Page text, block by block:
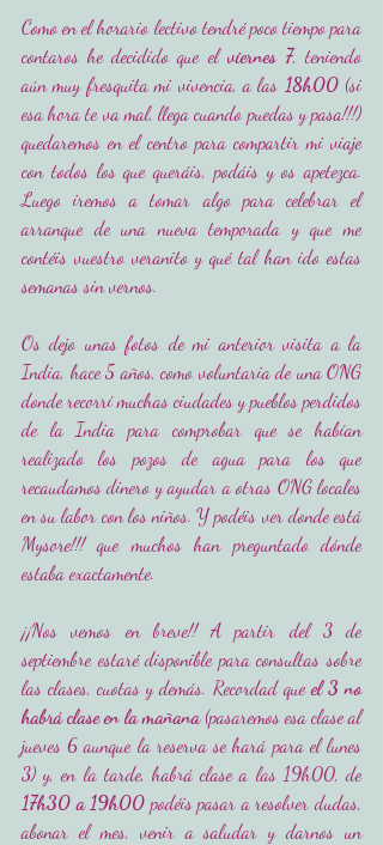
Como en el horario lectivo tendré poco tiempo para
contaros he decidido que el viernes 7, teniendo
aún muy fresquita mi vivencia, a las 18h00 (si
esa hora te va mal, llega cuando puedas y pasa!!!)
quedaremos en el centro para compartir mi viaje
con todos los que queráis, podáis y os apetezca.
Luego iremos a tomar algo para celebrar el
arranque de una nueva temporada y que me
contéis vuestro veranito y qué tal han ido estas
semanas sin vernos.
Os dejo unas fotos de mi anterior visita a la
India, hace 5 años, como voluntaria de una ONG
donde recorrí muchas ciudades y pueblos perdidos
de la India para comprobar que se habían
realizado los pozos de agua para los que
recaudamos dinero y ayudar a otras ONG locales
en su labor con los niños. Y podéis ver donde está
Mysore!!! que muchos han preguntado dónde
estaba exactamente.
¡¡Nos vemos en breve!! A partir del 3 de
septiembre estaré disponible para consultas sobre
las clases, cuotas y demás. Recordad que el 3 no
habrá clase en la mañana (pasaremos esa clase al
jueves 6 aunque la reserva se hará para el lunes
3) y, en la tarde, habrá clase a las 19h00, de
17h30 a 19h00 podéis pasar a resolver dudas,
abonar el mes, venir a saludar y darnos un